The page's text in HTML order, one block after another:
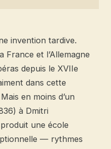
invention tardive.
France et l’Allemagne
depuis le XVIIe
dans cette
en moins d’un
à Dmitri
une école
— rythmes